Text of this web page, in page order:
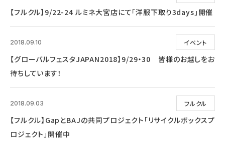
【フルクル】9/22-24 ルミネ大宮店にて「洋服下取り3days」開催
イベント
2018.09.10
【グローバルフェスタJAPAN2018】9/29・30 皆様のお越しをお
待ちしています！
フルクル
2018.09.03
【フルクル】GapとBAJの共同プロジェクト「リサイクルボックスプ
ロジェクト」開催中